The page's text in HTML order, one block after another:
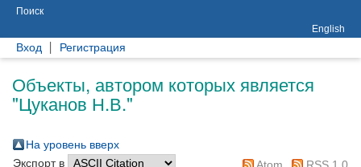
Поиск
English
Вход Регистрация
Объекты, автором которых является
"Цуканов Н.В."
На уровень вверх
Экспорт в